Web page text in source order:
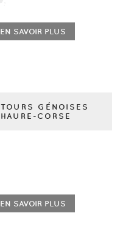
EN SAVOIR PLUS
TOURS GÉNOISES
HAURE-CORSE
EN SAVOIR PLUS